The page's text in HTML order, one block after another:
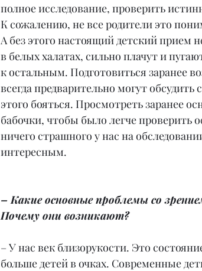
полное исследование, проверить
К сожалению, не все родители это
А без этого настоящий детский прием
в белых халатах, сильно плачут и
к остальным. Подготовиться заранее
всегда предварительно могут
этого бояться. Просмотреть заранее
бабочки, чтобы было легче проверить
ничего страшного у нас на
интересным.
– Какие основные проблемы со
Почему они возникают?
– У нас век близорукости. Это
больше детей в очках. Современные